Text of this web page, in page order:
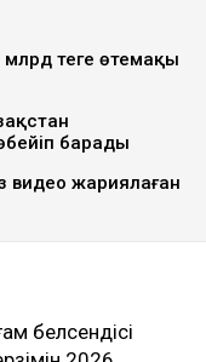
теңге өтемақы
барады
видео жариялаған
белсендісі